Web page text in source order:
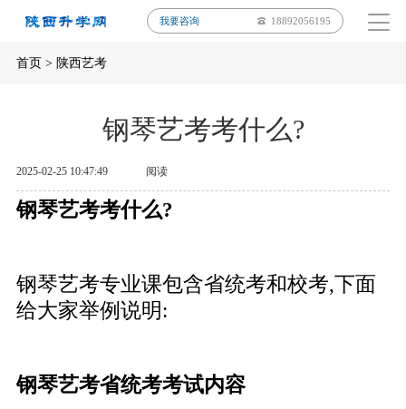
我要咨询 18892056195
首页> 陕西艺考
钢琴艺考考什么?
2025-02-25 10:47:49 阅读
钢琴艺考考什么?
钢琴艺考专业课包含省统考和校考,下面
给大家举例说明:
钢琴艺考省统考考试内容